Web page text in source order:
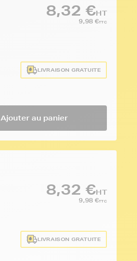
8,32 €HT
9,98 €TTC
LIVRAISON GRATUITE
Ajouter au panier
8,32 €HT
9,98 €TTC
LIVRAISON GRATUITE